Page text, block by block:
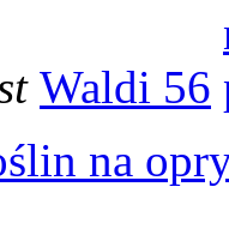
Waldi 56
na